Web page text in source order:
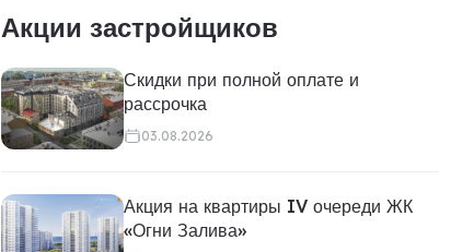
Акции застройщиков
Скидки при полной оплате и
рассрочка
03.08.2026
Акция на квартиры IV очереди ЖК
«Огни Залива»